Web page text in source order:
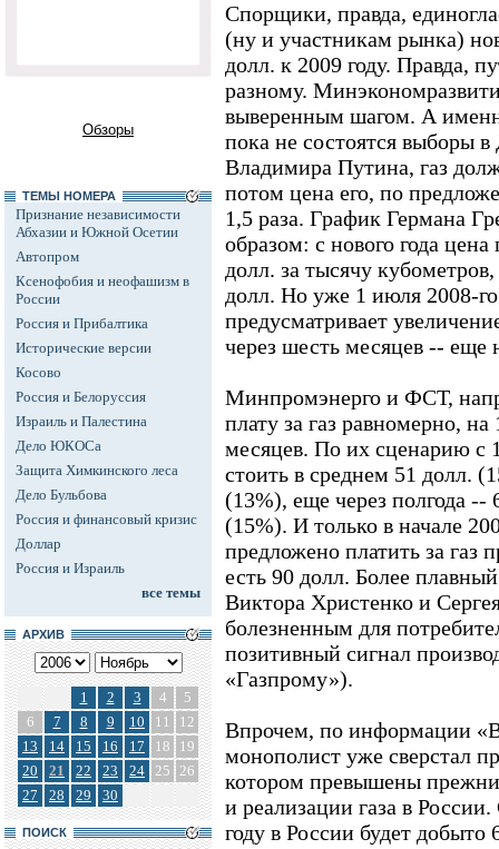
Обзоры
ТЕМЫ НОМЕРА
Признание независимости
Абхазии и Южной Осетии
Автопром
Ксенофобия и неофашизм в
России
Россия и Прибалтика
Исторические версии
Косово
Россия и Белоруссия
Израиль и Палестина
Дело ЮКОСа
Защита Химкинского леса
Дело Бульбова
Россия и финансовый кризис
Доллар
Россия и Израиль
все темы
АРХИВ
1 2 3 4
5
6
7 8 9 10 11
12
13
14 15 16 17 18
19
20
21 22 23 24 25 26
27
28 29 30
ПОИСК
Спорщики, правда,
(ну и участникам рынка)
долл. к 2009 году. Правда,
разному.
выверенным шагом. А
пока не состоятся выборы
Владимира Путина, газ
потом цена его, по
1,5 раза. График Германа
образом: с нового года
долл. за тысячу
долл. Но уже 1 июля 2008-
предусматривает
через шесть месяцев -- еще
Минпромэнерго и ФСТ,
плату за газ равномерно,
месяцев. По их сценарию с 1
стоить в среднем 51 долл.
(13%), еще через полгода --
(15%). И только в начале
предложено платить за газ
есть 90 долл. Более
Виктора Христенко и
болезненным для
позитивный сигнал
«Газпрому»).
Впрочем, по информации
монополист уже сверстал
котором превышены
и реализации газа в
году в России будет